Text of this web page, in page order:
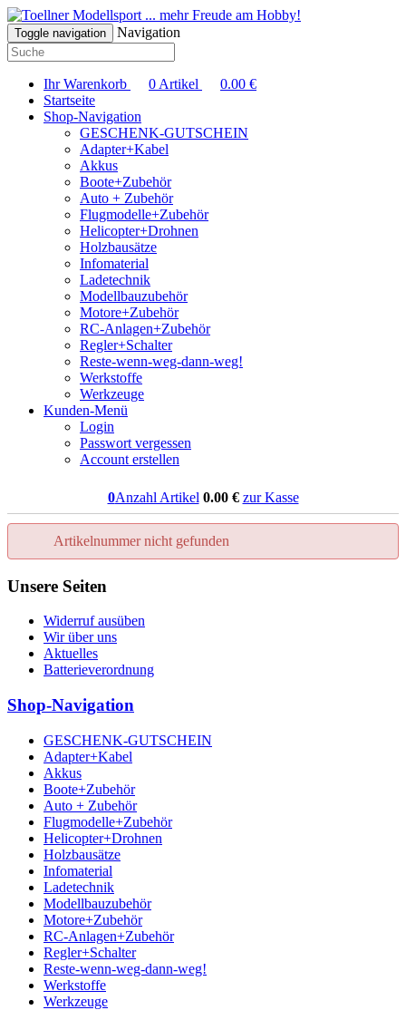
... mehr Freude am Hobby!
Toggle navigation Navigation
Ihr Warenkorb 0 Artikel 0.00 €
Startseite
Shop-Navigation
GESCHENK-GUTSCHEIN
Adapter+Kabel
Akkus
Boote+Zubehör
Auto + Zubehör
Flugmodelle+Zubehör
Helicopter+Drohnen
Holzbausätze
Infomaterial
Ladetechnik
Modellbauzubehör
Motore+Zubehör
RC-Anlagen+Zubehör
Regler+Schalter
Reste-wenn-weg-dann-weg!
Werkstoffe
Werkzeuge
Kunden-Menü
Login
Passwort vergessen
Account erstellen
0Anzahl Artikel 0.00€ zur Kasse
Artikelnummer nicht gefunden
Unsere Seiten
Widerruf ausüben
Wir über uns
Aktuelles
Batterieverordnung
Shop-Navigation
GESCHENK-GUTSCHEIN
Adapter+Kabel
Akkus
Boote+Zubehör
Auto + Zubehör
Flugmodelle+Zubehör
Helicopter+Drohnen
Holzbausätze
Infomaterial
Ladetechnik
Modellbauzubehör
Motore+Zubehör
RC-Anlagen+Zubehör
Regler+Schalter
Reste-wenn-weg-dann-weg!
Werkstoffe
Werkzeuge